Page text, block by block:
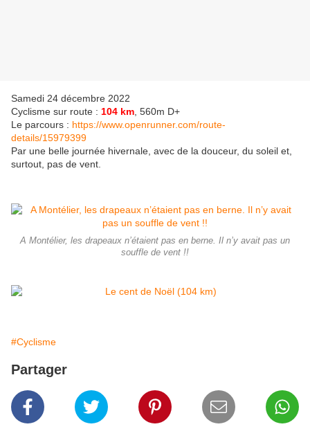
Samedi 24 décembre 2022
Cyclisme sur route : 104 km , 560m D+
Le parcours : https://www.openrunner.com/route-
details/15979399
Par une belle journée hivernale, avec de la douceur, du soleil et,
surtout, pas de vent.
A Montélier, les drapeaux n’étaient pas en berne. Il n’y avait pas un
souffle de vent !!
#Cyclisme
Partager